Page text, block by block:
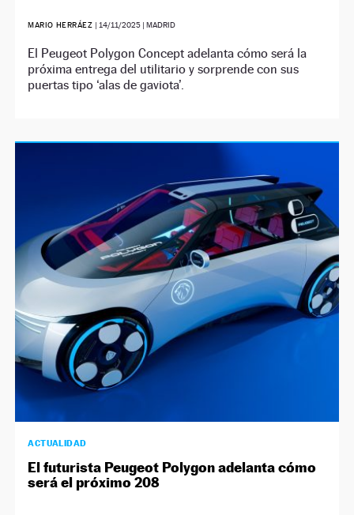
MARIO HERRÁEZ | 14/11/2025 | MADRID
El Peugeot Polygon Concept adelanta cómo será la
próxima entrega del utilitario y sorprende con sus
puertas tipo ‘alas de gaviota’.
ACTUALIDAD
El futurista Peugeot Polygon adelanta cómo
será el próximo 208